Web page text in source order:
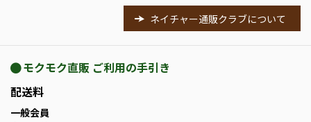
ネイチャー通販クラブについて
モクモク直販 ご利用の手引き
配送料
一般会員